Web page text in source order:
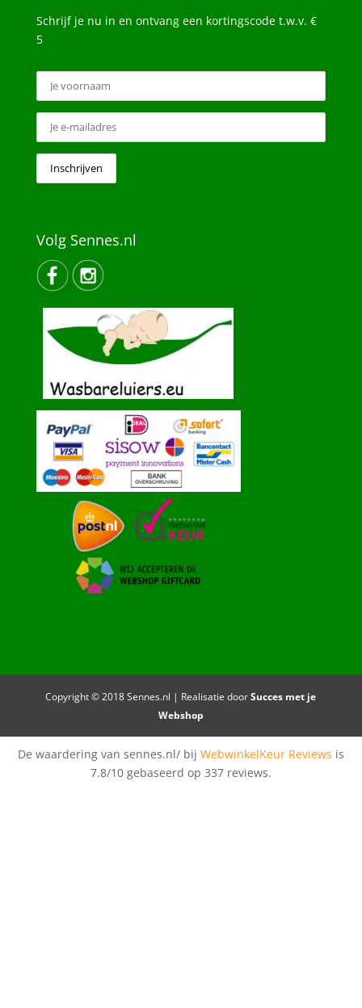
Schrijf je nu in en ontvang een kortingscode t.w.v. €
5
Volg Sennes.nl
Copyright © 2018 Sennes.nl | Realisatie doorSucces met je
Webshop
De waardering van sennes.nl/ bij WebwinkelKeur Reviews is
7.8/10 gebaseerd op 337 reviews.